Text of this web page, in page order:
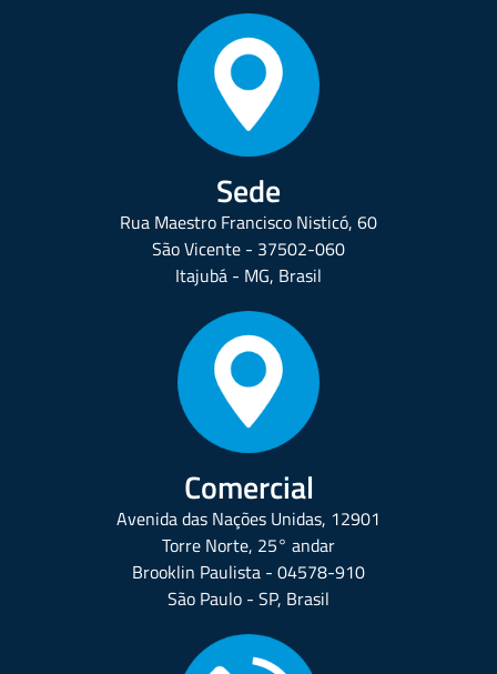
Sede
Rua Maestro Francisco Nisticó, 60
São Vicente - 37502-060
Itajubá - MG, Brasil
Comercial
Avenida das Nações Unidas, 12901
Torre Norte, 25° andar
Brooklin Paulista - 04578-910
São Paulo - SP, Brasil